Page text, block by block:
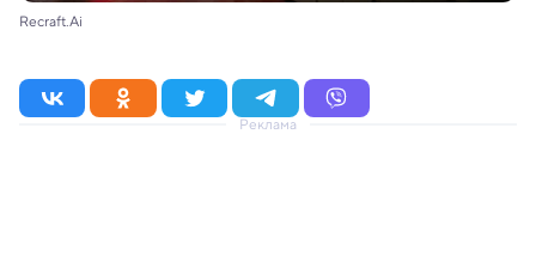
Recraft.Ai
Реклама